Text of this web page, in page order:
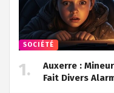
SOCIÉTÉ
Auxerre :
Fait Divers